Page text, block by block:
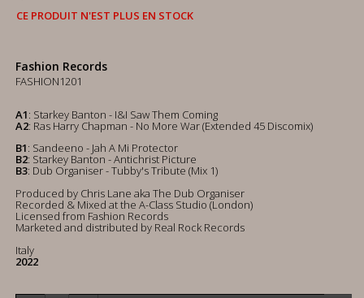
CE PRODUIT N'EST PLUS EN STOCK
Fashion Records
FASHION1201
A1: Starkey Banton - I&I Saw Them Coming
A2: Ras Harry Chapman - No More War (Extended 45 Discomix)
B1: Sandeeno - Jah A Mi Protector
B2: Starkey Banton - Antichrist Picture
B3: Dub Organiser - Tubby's Tribute (Mix 1)
Produced by Chris Lane aka The Dub Organiser
Recorded & Mixed at the A-Class Studio (London)
Licensed from Fashion Records
Marketed and distributed by Real Rock Records
Italy
2022